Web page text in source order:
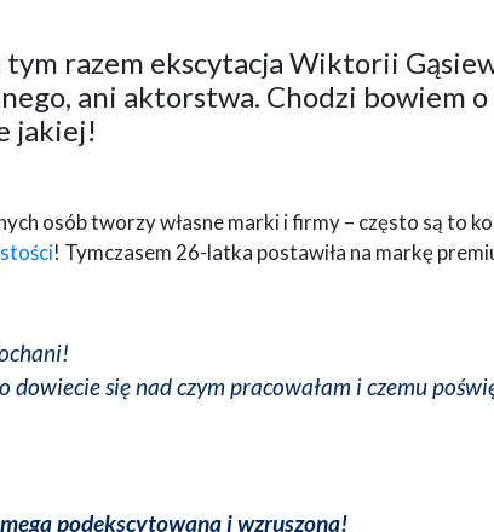
tym razem ekscytacja Wiktorii
ani aktorstwa. Chodzi bowiem
jakiej!
osób tworzy własne marki i firmy – często są to
! Tymczasem 26-latka postawiła na markę
dowiecie się nad czym pracowałam i czemu
podekscytowana i wzruszona!